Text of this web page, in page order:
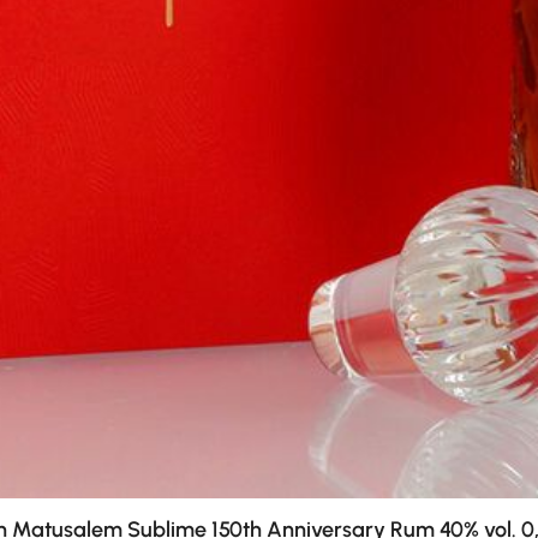
Matusalem Sublime 150th Anniversary Rum 40% vol.